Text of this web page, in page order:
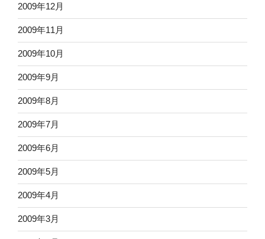
2009年12月
2009年11月
2009年10月
2009年9月
2009年8月
2009年7月
2009年6月
2009年5月
2009年4月
2009年3月